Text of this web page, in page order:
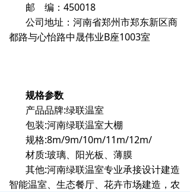
邮 编：450018
公司地址：河南省郑州市郑东新区商
都路与心怡路中晟伟业B座1003室
规格参数
产品品牌:绿联温室
包装:河南绿联温室大棚
规格:8m/9m/10m/11m/12m/
材质:玻璃、阳光板、薄膜
其他:河南绿联温室专业承接设计建造
智能温室、生态餐厅、花卉市场建造，农